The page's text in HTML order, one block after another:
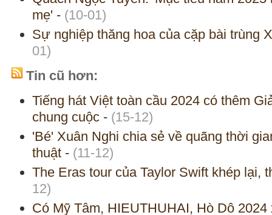
mẹ' - (10-01)
Sự nghiệp thăng hoa của cặp bài trùng
01)
Tin cũ hơn:
Tiếng hát Việt toàn cầu 2024 có thêm
chung cuộc - (15-12)
'Bé' Xuân Nghi chia sẻ về quãng thời
thuật - (11-12)
The Eras tour của Taylor Swift khép lại,
12)
Có Mỹ Tâm, HIEUTHUHAI, Hò Dô